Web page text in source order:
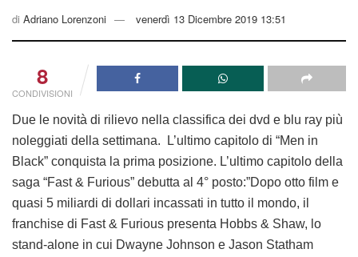
di Adriano Lorenzoni venerdì 13 Dicembre 2019 13:51
8
CONDIVISIONI
Due le novità di rilievo nella classifica dei dvd e blu ray più
noleggiati della settimana. L’ultimo capitolo di “Men in
Black” conquista la prima posizione. L’ultimo capitolo della
saga “Fast & Furious” debutta al 4° posto:”Dopo otto film e
quasi 5 miliardi di dollari incassati in tutto il mondo, il
franchise di Fast & Furious presenta Hobbs & Shaw, lo
stand-alone in cui Dwayne Johnson e Jason Statham